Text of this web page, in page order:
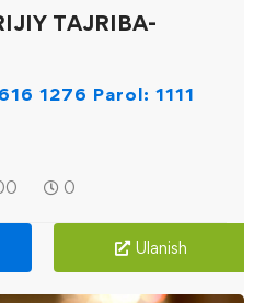
TAJRIBA-
1276 Parol: 1111
0
Ulanish